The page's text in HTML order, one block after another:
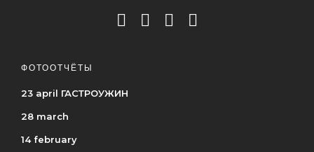
ФОТООТЧЁТЫ
23 april ГАСТРОУЖИН
28 march
14 february